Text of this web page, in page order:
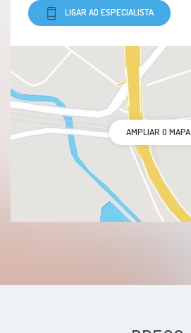
LIGAR AO ESPECIALISTA
AMPLIAR O MAPA